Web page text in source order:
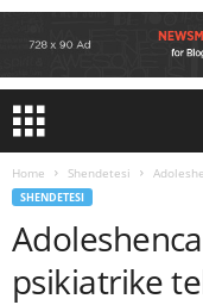
Home Shendetesi
SHENDETESI
psikiatrike